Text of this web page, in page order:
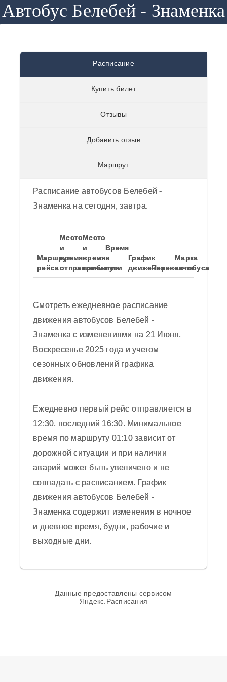
Автобус Белебей - Знаменка
Расписание
Купить билет
Отзывы
Добавить отзыв
Маршрут
Расписание автобусов Белебей -
Знаменка на сегодня, завтра.
Маршрут
рейса
Место
и
время
отправления
Место
и
время
прибытия
Время
в
пути
График
движенияПеревозчик
Марка
автобуса
Смотреть ежедневное расписание
движения автобусов Белебей -
Знаменка с изменениями на 21 Июня,
Воскресенье 2025 года и учетом
сезонных обновлений графика
движения.
Ежедневно первый рейс отправляется в
12:30, последний 16:30. Минимальное
время по маршруту 01:10 зависит от
дорожной ситуации и при наличии
аварий может быть увеличено и не
совпадать с расписанием. График
движения автобусов Белебей -
Знаменка содержит изменения в ночное
и дневное время, будни, рабочие и
выходные дни.
Белебей -
0 /5
Отправить отзыв
Средняя оценка пассажиров автобуса 0
из 5 на основании 0 отзывов на 2025
год.
Данные предоставлены сервисом
Яндекс.Расписания